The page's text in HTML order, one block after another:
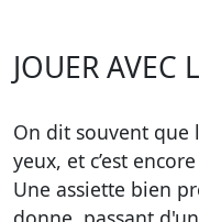
JOUER AVEC
On dit souvent que
yeux, et c’est
Une assiette bien